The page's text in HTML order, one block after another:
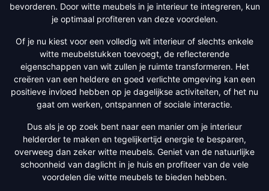
bevorderen. Door witte meubels in je interieur te integreren, kun
je optimaal profiteren van deze voordelen.
Of je nu kiest voor een volledig wit interieur of slechts enkele
witte meubelstukken toevoegt, de reflecterende
eigenschappen van wit zullen je ruimte transformeren. Het
creëren van een heldere en goed verlichte omgeving kan een
positieve invloed hebben op je dagelijkse activiteiten, of het nu
gaat om werken, ontspannen of sociale interactie.
Dus als je op zoek bent naar een manier om je interieur
helderder te maken en tegelijkertijd energie te besparen,
overweeg dan zeker witte meubels. Geniet van de natuurlijke
schoonheid van daglicht in je huis en profiteer van de vele
voordelen die witte meubels te bieden hebben.